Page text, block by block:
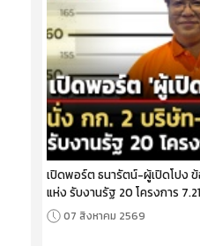
เปิดพอร์ต ธนารัตน์-ผู้เปิดโปง
แห่ง รับงานรัฐ 20 โครงการ
07 สิงหาคม 2569